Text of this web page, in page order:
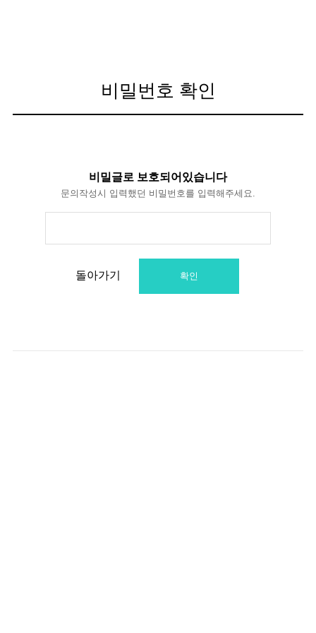
비밀번호 확인
비밀글로 보호되어있습니다
문의작성시 입력했던 비밀번호를 입력해주세요.
돌아가기